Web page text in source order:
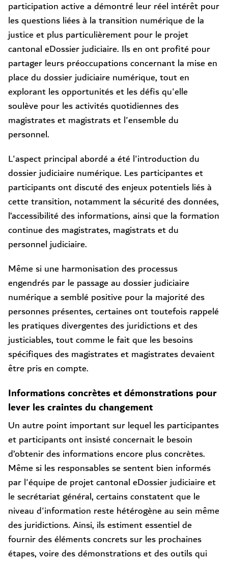
participation active a démontré leur réel intérêt pour
les questions liées à la transition numérique de la
justice et plus particulièrement pour le projet
cantonal eDossier judiciaire. Ils en ont profité pour
partager leurs préoccupations concernant la mise en
place du dossier judiciaire numérique, tout en
explorant les opportunités et les défis qu'elle
soulève pour les activités quotidiennes des
magistrates et magistrats et l'ensemble du
personnel.
L'aspect principal abordé a été l'introduction du
dossier judiciaire numérique. Les participantes et
participants ont discuté des enjeux potentiels liés à
cette transition, notamment la sécurité des données,
l’accessibilité des informations, ainsi que la formation
continue des magistrates, magistrats et du
personnel judiciaire.
Même si une harmonisation des processus
engendrés par le passage au dossier judiciaire
numérique a semblé positive pour la majorité des
personnes présentes, certaines ont toutefois rappelé
les pratiques divergentes des juridictions et des
justiciables, tout comme le fait que les besoins
spécifiques des magistrates et magistrates devaient
être pris en compte.
Informations concrètes et démonstrations pour
lever les craintes du changement
Un autre point important sur lequel les participantes
et participants ont insisté concernait le besoin
d’obtenir des informations encore plus concrètes.
Même si les responsables se sentent bien informés
par l'équipe de projet cantonal eDossier judiciaire et
le secrétariat général, certains constatent que le
niveau d'information reste hétérogène au sein même
des juridictions. Ainsi, ils estiment essentiel de
fournir des éléments concrets sur les prochaines
étapes, voire des démonstrations et des outils qui